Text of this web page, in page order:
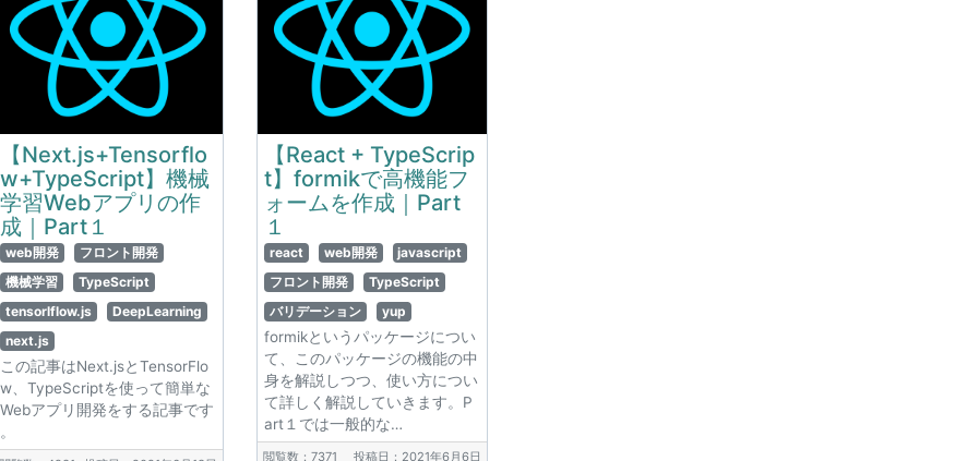
【Next.js+Tensorflo
w+TypeScript】機械
学習Webアプリの作
成｜Part１
web開発
フロント開発
機械学習
TypeScript
tensorlflow.js
DeepLearning
next.js
この記事はNext.jsとTensorFlo
w、TypeScriptを使って簡単な
Webアプリ開発をする記事です
。
【React + TypeScrip
t】formikで高機能フ
ォームを作成｜Part
１
react web開発
javascript
フロント開発
TypeScript
バリデーション
yup
formikというパッケージについ
て、このパッケージの機能の中
身を解説しつつ、使い方につい
て詳しく解説していきます。P
art１では一般的な…
閲覧数：7371 投稿日：2021年6月6日